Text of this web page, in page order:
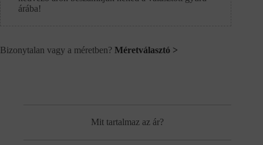
árába!
Bizonytalan vagy a méretben? Méretválasztó >
Mit tartalmaz az ár?